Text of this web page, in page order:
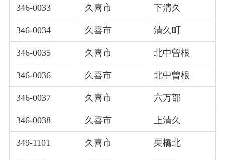
346-0033 久喜市 下清久
346-0034 久喜市 清久町
346-0035 久喜市 北中曽根
346-0036 久喜市 北中曽根
346-0037 久喜市 六万部
346-0038 久喜市 上清久
349-1101 久喜市 栗橋北